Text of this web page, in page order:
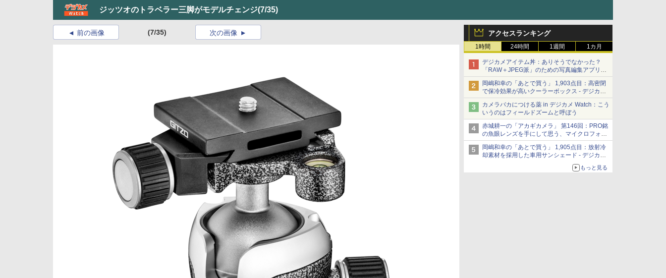
ジッツオのトラベラー三脚がモデルチェンジ(7/35)
アクセスランキング
1時間 24時間 1週間 1カ月
デジカメアイテム丼：ありそうでなかった？
「RAW＋JPEG派」のための写真編集アプリ
カメラデフォルトのJPEGを大切にする
「Filmator」
岡嶋和幸の「あとで買う」 1,903点目：高密閉
で保冷効果が高いクーラーボックス - デジカメ
Watch
カメラバカにつける薬 in デジカメ Watch：こう
いうのはフィールドズームと呼ぼう
赤城耕一の「アカギカメラ」 第146回：PRO銘
の魚眼レンズを手にして思う、マイクロフォー
サーズへの期待と可能性
岡嶋和幸の「あとで買う」 1,905点目：放射冷
却素材を採用した車用サンシェード - デジカメ
もっと見る
前の画像 (7/35) 次の画像